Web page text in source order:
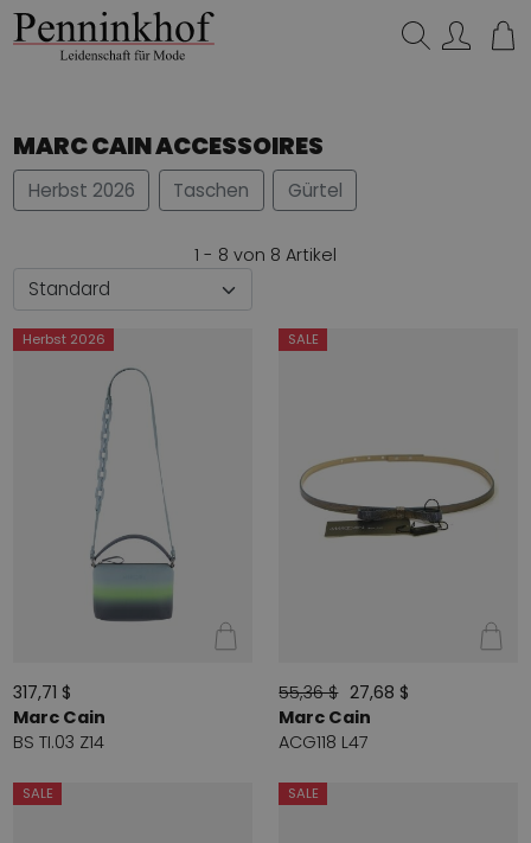
MARC CAIN ACCESSOIRES
Herbst 2026 Taschen Gürtel
1 - 8 von 8 Artikel
Herbst 2026
317,71 $
Marc Cain
BS TI.03 Z14
SALE
55,36 $ 27,68 $
Marc Cain
ACG118 L47
SALE SALE